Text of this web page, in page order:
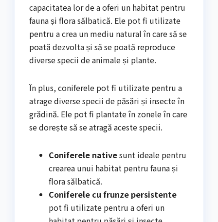
capacitatea lor de a oferi un habitat pentru
fauna și flora sălbatică. Ele pot fi utilizate
pentru a crea un mediu natural în care să se
poată dezvolta și să se poată reproduce
diverse specii de animale și plante.
În plus, coniferele pot fi utilizate pentru a
atrage diverse specii de păsări și insecte în
grădină. Ele pot fi plantate în zonele în care
se dorește să se atragă aceste specii.
Coniferele nativesunt ideale pentru
crearea unui habitat pentru fauna și
flora sălbatică.
Coniferele cu frunze persistente
pot fi utilizate pentru a oferi un